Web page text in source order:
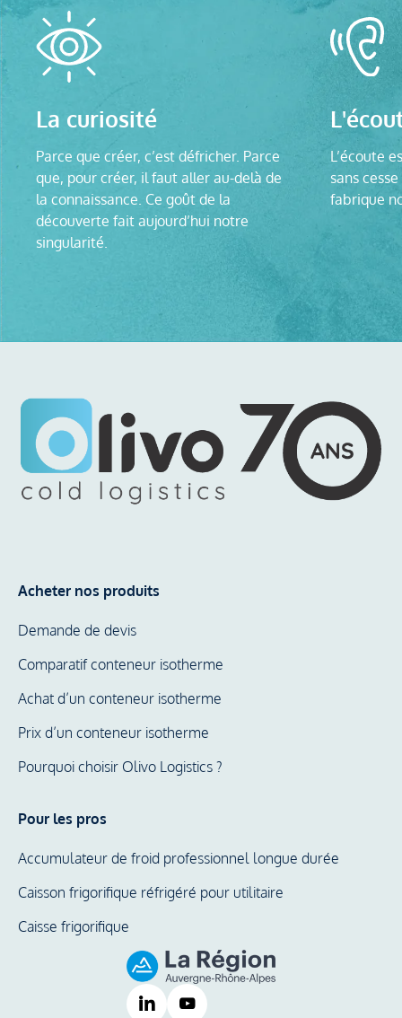
La curiosité
Parce que créer, c’est défricher. Parce
que, pour créer, il faut aller au-delà de
la connaissance. Ce goût de la
découverte fait aujourd’hui notre
singularité.
L’écoute
sans
fabrique
Acheter nos produits
Demande de devis
Comparatif conteneur isotherme
Achat d’un conteneur isotherme
Prix d’un conteneur isotherme
Pourquoi choisir Olivo Logistics ?
Pour les pros
Accumulateur de froid professionnel longue durée
Caisson frigorifique réfrigéré pour utilitaire
Caisse frigorifique